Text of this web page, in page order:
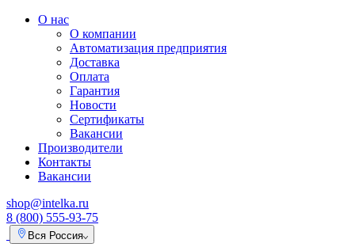
О нас
О компании
Автоматизация предприятия
Доставка
Оплата
Гарантия
Новости
Сертификаты
Вакансии
Производители
Контакты
Вакансии
shop@intelka.ru
8 (800) 555-93-75
Вся Россия